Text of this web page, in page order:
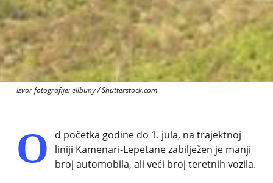
Izvor fotografije: ellbuny / Shutterstock.com
O
d početka godine do 1. jula, na trajektnoj
liniji Kamenari-Lepetane zabilježen je manji
broj automobila, ali veći broj teretnih vozila.